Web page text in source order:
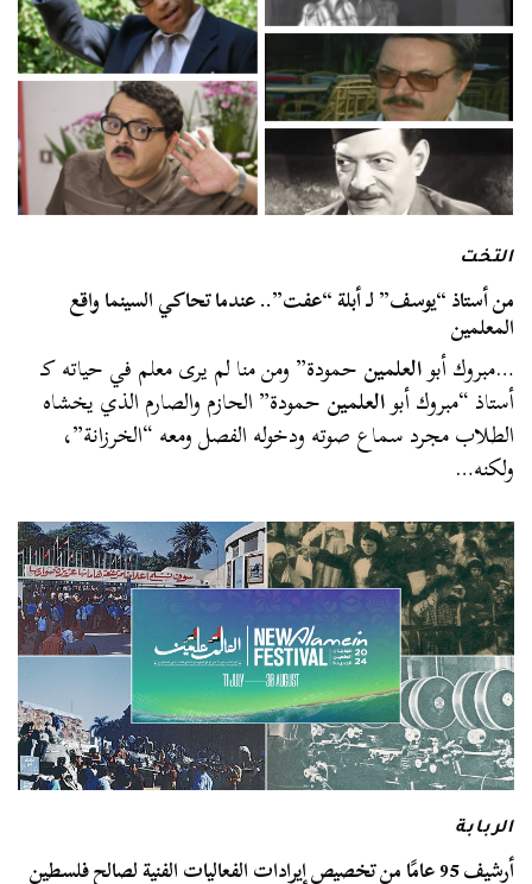
التخت
من أستاذ “يوسف” لـ أبلة “عفت”.. عندما تحاكي السينما واقع
المعلمين
…مبروك أبوالعلمينحمودة” ومن منا لم يرى معلم في حياته كـ
أستاذ “مبروك أبوالعلمينحمودة” الحازم والصارم الذي يخشاه
الطلاب مجرد سماع صوته ودخوله الفصل ومعه “الخرزانة”،
ولكنه…
الربابة
أرشيف 95 عامًا من تخصيص إيرادات الفعاليات الفنية لصالح فلسطين